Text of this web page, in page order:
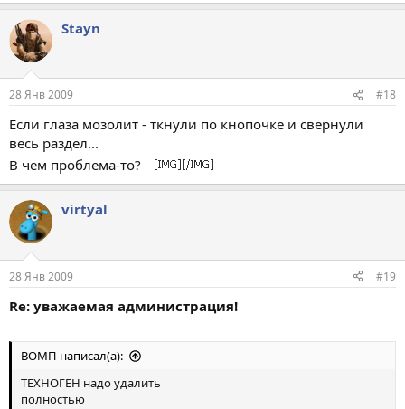
Stayn
28 Янв 2009 #18
Если глаза мозолит - ткнули по кнопочке и свернули
весь раздел...
В чем проблема-то?
virtyal
28 Янв 2009 #19
Re: уважаемая администрация!
ВОМП написал(а):
ТЕХНОГЕН надо удалить
полностью